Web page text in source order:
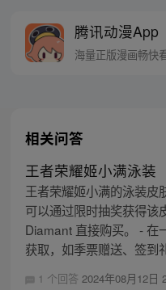
腾讯动漫App
海量正版漫画畅快
相关问答
王者荣耀姬小满泳装
王者荣耀姬小满的泳装皮
可以通过限时抽奖获得该
Diamant 直接购买。 - 在
获取，如季票赠送、签到
1 个回答 2024年08月12日